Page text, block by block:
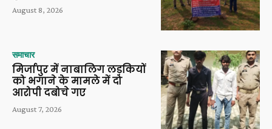
August 8, 2026
समाचार
मिर्जापुर में नाबालिग लड़कियों
को भगाने के मामले में दो
आरोपी दबोचे गए
August 7, 2026